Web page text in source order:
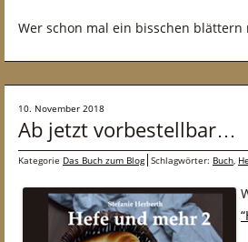
Wer schon mal ein bisschen blättern
10. November 2018
Ab jetzt vorbestellbar…
Kategorie Das Buch zum Blog Schlagwörter: Buch,